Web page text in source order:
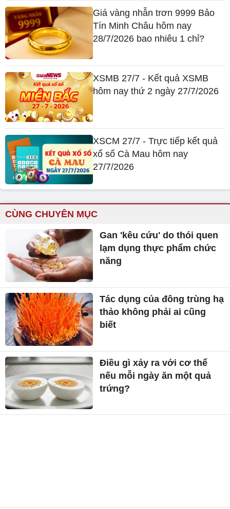
Giá vàng nhẫn trơn 9999 Bảo
Tín Minh Châu hôm nay
28/7/2026 bao nhiêu 1 chỉ?
XSMB 27/7 - Kết quả XSMB
hôm nay thứ 2 ngày 27/7/2026
XSCM 27/7 - Trực tiếp kết quả
xổ số Cà Mau hôm nay
27/7/2026
CÙNG CHUYÊN MỤC
Gan 'kêu cứu' do thói quen
lạm dụng thực phẩm chức
năng
Tác dụng của đông trùng hạ
thảo không phải ai cũng
biết
Điều gì xảy ra với cơ thể
nếu mỗi ngày ăn một quả
trứng?